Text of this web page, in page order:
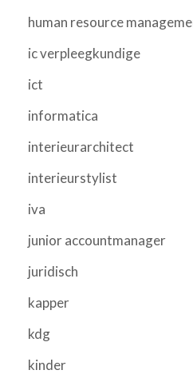
human resource
ic verpleegkundige
ict
informatica
interieurarchitect
interieurstylist
iva
junior accountmanager
juridisch
kapper
kdg
kinder